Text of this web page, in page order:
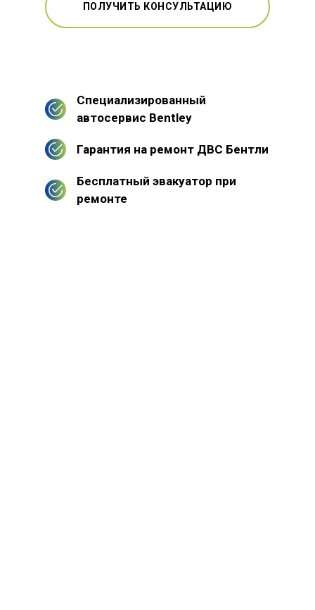
ПОЛУЧИТЬ КОНСУЛЬТАЦИЮ
Специализированный
автосервис Bentley
Гарантия на ремонт ДВС Бентли
Бесплатный эвакуатор при
ремонте